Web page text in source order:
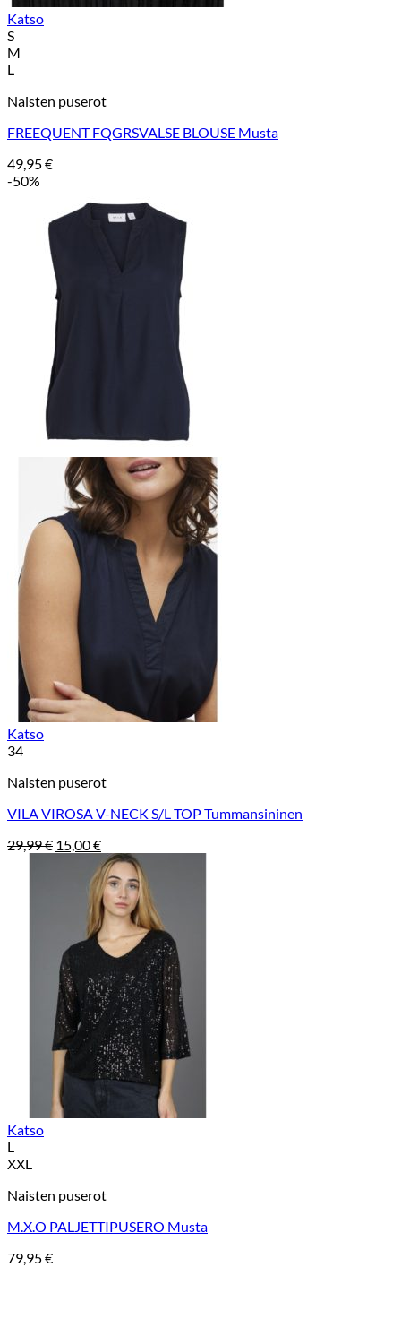
Katso
S
M
L
Naisten puserot
FREEQUENT FQGRSVALSE BLOUSE Musta
49,95€
-50%
Katso
34
Naisten puserot
VILA VIROSA V-NECK S/L TOP Tummansininen
29,99€ Alkuperäinen
29,99 €.
15,00€Nykyinen
hinta
on:
15,00 €.
Katso
L
XXL
Naisten puserot
M.X.O PALJETTIPUSERO Musta
79,95€